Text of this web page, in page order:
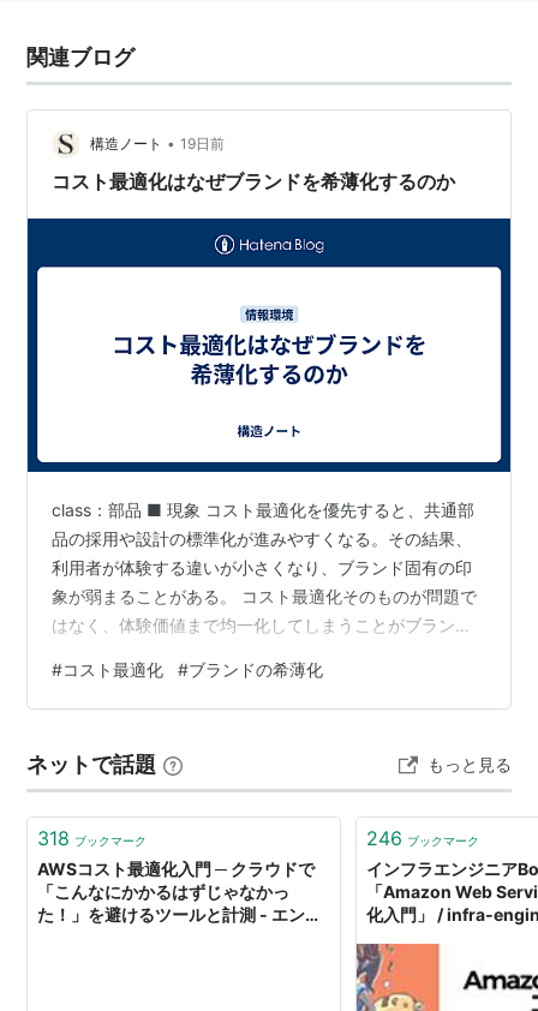
関連ブログ
構造ノート • 19日前
コスト最適化はなぜブランドを希薄化するのか
class：部品 ■ 現象 コスト最適化を優先すると、共通部
品の採用や設計の標準化が進みやすくなる。その結果、
利用者が体験する違いが小さくなり、ブランド固有の印
象が弱まることがある。 コスト最適化そのものが問題で
はなく、体験価値まで均一化してしまうことがブランド
の共通化を促進する。 利用者は体験の違いからブランド
を認識する。 体験が均質化するとブランド固有性が伝わ
ない。 【構造】 コスト最適化 ↓ 部品・設計の共通化 ↓
利用体験の均質化 ↓ ブランド固有性の低下 ↓ ブランド
価値の希薄…
#コスト最適化 #ブランドの希薄化
ネットで話題 もっと見る
318 ブックマーク
AWSコスト最適化入門 ─ クラウドで
「こんなにかかるはずじゃなかっ
た！」を避けるツールと計測 - エンジ
246 ブックマーク
インフラエンジニア
「Amazon Web
化入門」 / infra-